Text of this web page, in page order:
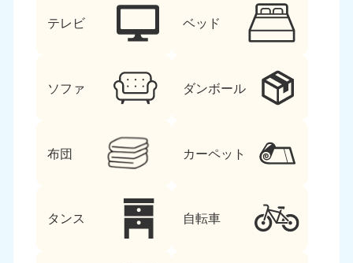
テレビ ベッド
ソファ ダンボール
布団 カーペット
タンス 自転車